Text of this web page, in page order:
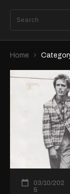
Home
03/10/202
5